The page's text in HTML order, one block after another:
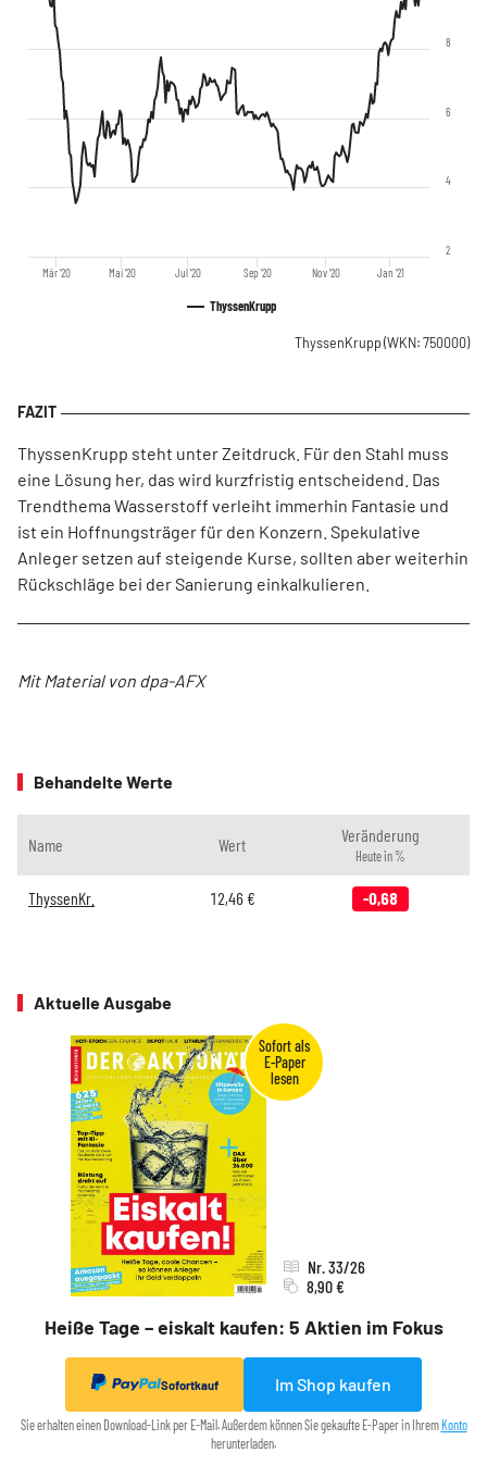
ThyssenKrupp
Mär '20 Mai '20 Jul '20 Sep '20 Nov '20 Jan '21
2
4
6
8
ThyssenKrupp (WKN: 750000)
ThyssenKrupp steht unter Zeitdruck. Für den Stahl muss
eine Lösung her, das wird kurzfristig entscheidend. Das
Trendthema Wasserstoff verleiht immerhin Fantasie und
ist ein Hoffnungsträger für den Konzern. Spekulative
Anleger setzen auf steigende Kurse, sollten aber weiterhin
Rückschläge bei der Sanierung einkalkulieren.
Mit Material von dpa-AFX
Behandelte Werte
Name Wert Veränderung
Heute in %
ThyssenKr. 12,46€ -0,68
Aktuelle Ausgabe
Heiße Tage – eiskalt kaufen: 5 Aktien im Fokus
Nr. 33/26
8,90 €
Sofortkauf Im Shop kaufen
Sie erhalten einen Download-Link per E-Mail. Außerdem können Sie gekaufte E-Paper in Ihrem Konto
herunterladen.